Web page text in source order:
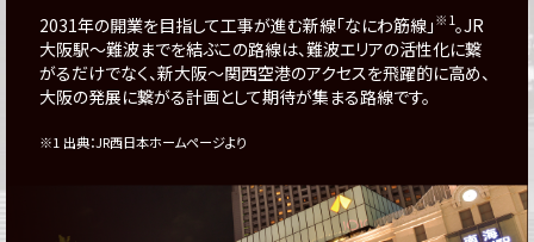
2031年の開業を目指して工事が進む新線「なにわ筋線」 ※1。JR
大阪駅〜難波までを結ぶこの路線は、難波エリアの活性化に繋
がるだけでなく、新大阪〜関西空港のアクセスを飛躍的に高め、
大阪の発展に繋がる計画として期待が集まる路線です。
※1 出典：JR西日本ホームページより